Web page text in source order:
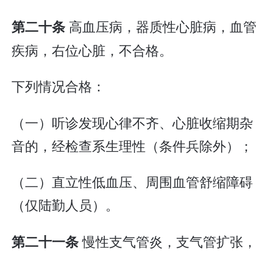
第二十条 高血压病，器质性心脏病，血管
疾病，右位心脏，不合格。
下列情况合格：
（一）听诊发现心律不齐、心脏收缩期杂
音的，经检查系生理性（条件兵除外）；
（二）直立性低血压、周围血管舒缩障碍
（仅陆勤人员）。
第二十一条慢性支气管炎，支气管扩张，